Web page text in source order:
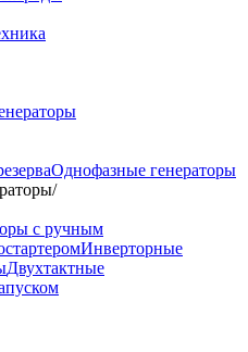
Однофазные генераторы
/
с ручным
Инверторные
Двухтактные